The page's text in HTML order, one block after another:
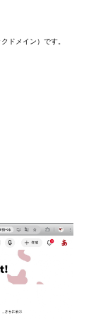
ドメイン）です。